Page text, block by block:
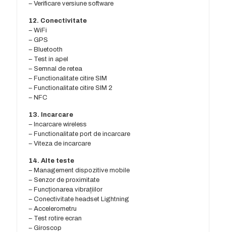
– Verificare versiune software
12. Conectivitate
– WiFi
– GPS
– Bluetooth
– Test in apel
– Semnal de retea
– Functionalitate citire SIM
– Functionalitate citire SIM 2
– NFC
13. Incarcare
– Incarcare wireless
– Functionalitate port de incarcare
– Viteza de incarcare
14. Alte teste
– Management dispozitive mobile
– Senzor de proximitate
– Funcționarea vibrațiilor
– Conectivitate headset Lightning
– Accelerometru
– Test rotire ecran
– Giroscop